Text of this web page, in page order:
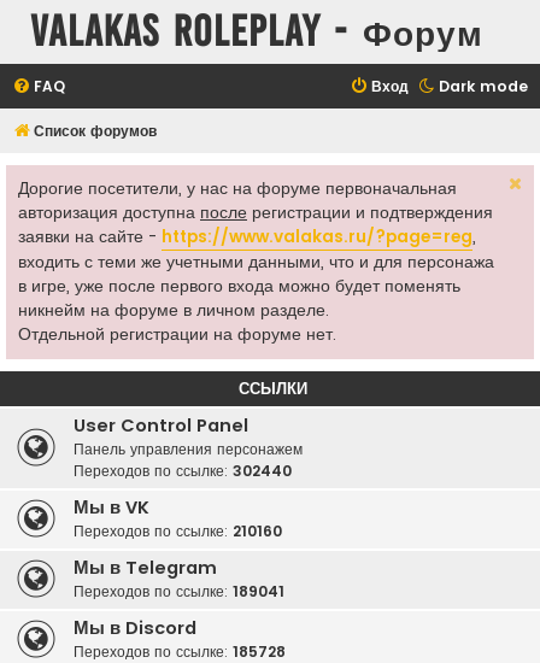
Valakas Roleplay - Форум
Dark mode
FAQ Вход
Список форумов
Дорогие посетители, у нас на форуме первоначальная
авторизация доступна после регистрации и подтверждения
заявки на сайте - https://www.valakas.ru/?page=reg,
входить с теми же учетными данными, что и для персонажа
в игре, уже после первого входа можно будет поменять
никнейм на форуме в личном разделе.
Отдельной регистрации на форуме нет.
ССЫЛКИ
User Control Panel
Панель управления персонажем
Переходов по ссылке: 302440
Мы в VK
Переходов по ссылке: 210160
Мы в Telegram
Переходов по ссылке: 189041
Мы в Discord
Переходов по ссылке: 185728